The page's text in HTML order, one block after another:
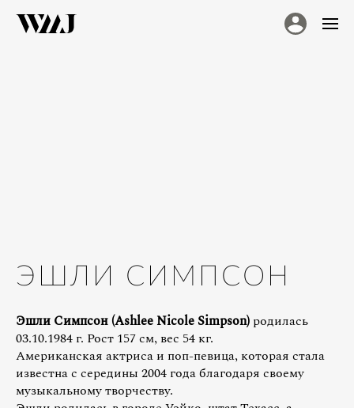
ЭШЛИ СИМПСОН
Эшли Симпсон (Ashlee Nicole Simpson) родилась
03.10.1984 г. Рост 157 см, вес 54 кг.
Американская актриса и поп-певица, которая стала
известна с середины 2004 года благодаря своему
музыкальному творчеству.